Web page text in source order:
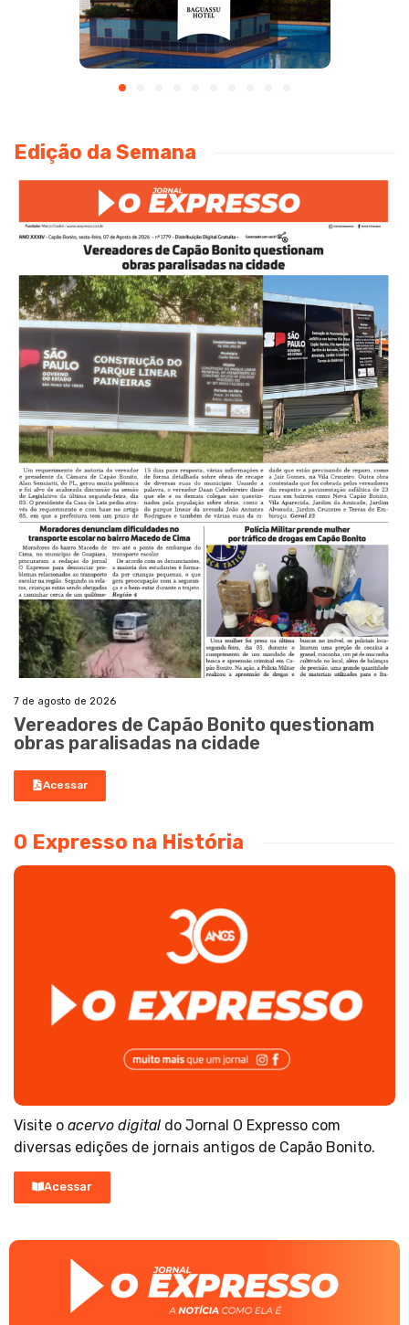
Edição da Semana
7 de agosto de 2026
Vereadores de Capão Bonito questionam
obras paralisadas na cidade
Acessar
O Expresso na História
Visite o acervo digital do Jornal O Expresso com
diversas edições de jornais antigos de Capão Bonito.
Acessar